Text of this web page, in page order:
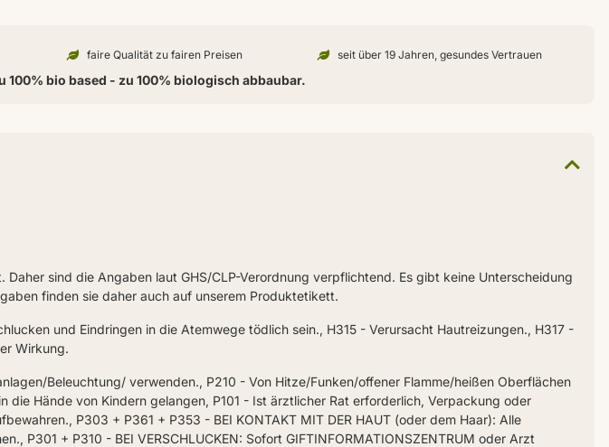
faire Qualität zu fairen Preisen seit über 19 Jahren, gesundes Vertrauen
bio based - zu 100% biologisch abbaubar.
sind die Angaben laut GHS/CLP-Verordnung verpflichtend. Es gibt keine Unterscheidung
finden sie daher auch auf unserem Produktetikett.
und Eindringen in die Atemwege tödlich sein., H315 - Verursacht Hautreizungen., H317 -
Wirkung.
Beleuchtung/ verwenden., P210 - Von Hitze/Funken/offener Flamme/heißen Oberflächen
Hände von Kindern gelangen, P101 - Ist ärztlicher Rat erforderlich, Verpackung oder
P303 + P361 + P353 - BEI KONTAKT MIT DER HAUT (oder dem Haar): Alle
P301 + P310 - BEI VERSCHLUCKEN: Sofort GIFTINFORMATIONSZENTRUM oder Arzt